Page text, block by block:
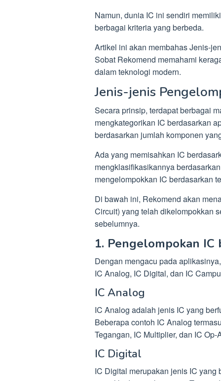
Namun, dunia IC ini sendiri
berbagai kriteria yang berbeda.
Artikel ini akan membahas Jenis-
Sobat Rekomend memahami
dalam teknologi modern.
Jenis-jenis
Secara prinsip, terdapat berbagai
mengkategorikan IC berdasarkan
berdasarkan jumlah komponen
Ada yang memisahkan IC
mengklasifikasikannya
mengelompokkan IC berdasarkan
Di bawah ini, Rekomend akan
Circuit) yang telah dikelompokkan
sebelumnya.
1. Pengelompokan
Dengan mengacu pada
IC Analog, IC Digital, dan IC
IC Analog
IC Analog adalah jenis IC yang
Beberapa contoh IC Analog
Tegangan, IC Multiplier, dan IC Op-
IC Digital
IC Digital merupakan jenis IC